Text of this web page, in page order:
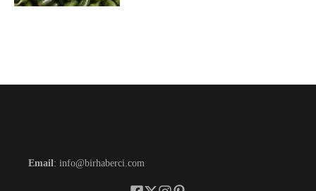
Email: info@birhaberci.com